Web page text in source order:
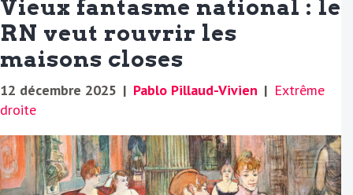
Vieux fantasme national : le
RN veut rouvrir les
maisons closes
12 décembre 2025 | Pablo Pillaud-Vivien | Extrême
droite